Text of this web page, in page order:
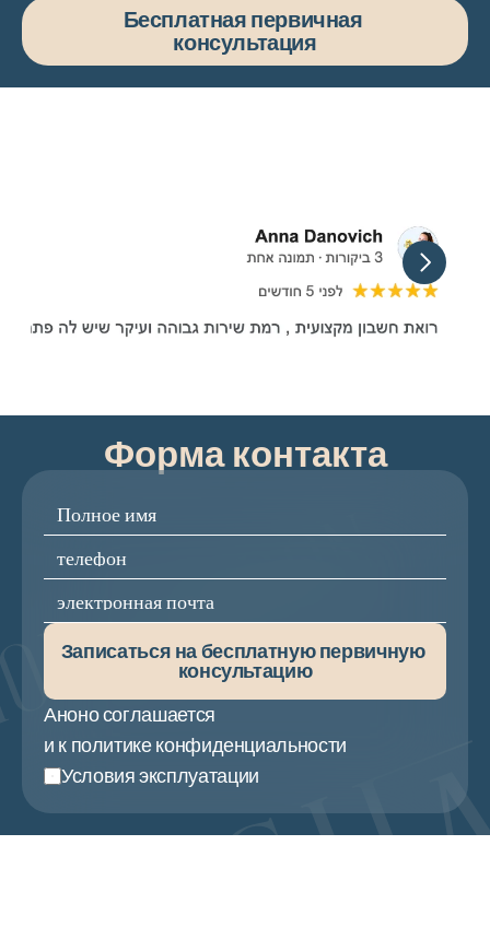
​Бесплатная первичная
консультация
Форма контакта
Записаться на бесплатную первичную
консультацию
Аноно соглашается
и к политике конфиденциальности
Условия эксплуатации